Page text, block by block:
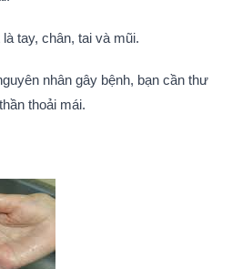
tay, chân, tai và mũi.
nhân gây bệnh, bạn cần thư
thoải mái.